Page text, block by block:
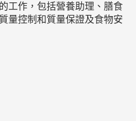
工作，包括營養助理、膳食
量控制和質量保證及食物安